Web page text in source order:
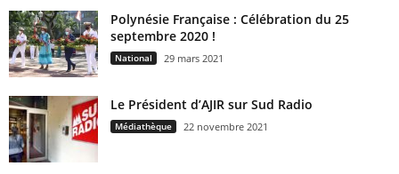
Polynésie Française : Célébration du 25
septembre 2020 !
National 29 mars 2021
Le Président d’AJIR sur Sud Radio
Médiathèque 22 novembre 2021